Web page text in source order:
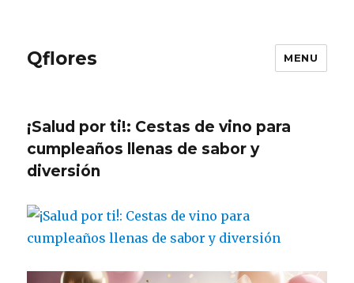
Qflores MENU
¡Salud por ti!: Cestas de vino para
cumpleaños llenas de sabor y
diversión